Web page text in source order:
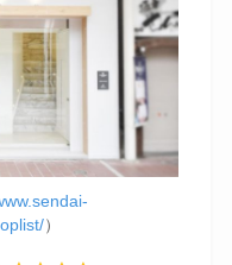
）